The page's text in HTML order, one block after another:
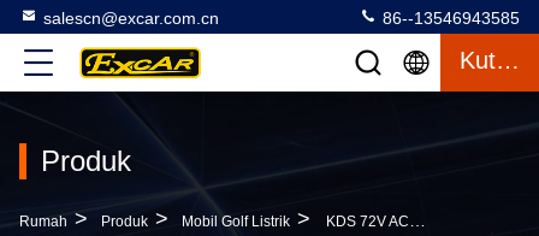
salescn@excar.com.cn 86--13546943585
Kutipan
Produk
Rumah > Produk > Mobil Golf Listrik > KDS 72V AC Motor Multi Penumpang Listrik Golf Buggy 48v Baterai Trojan